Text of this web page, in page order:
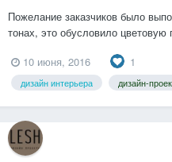
Пожелание заказчиков было
тонах, это обусловило
создана ниша, которая
цветом. Чтобы подчеркнуть
10 июня, 2016 1
дизайн интерьера дизайн-